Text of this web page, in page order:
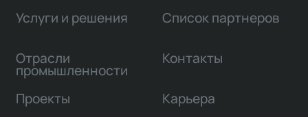
Услуги и решения
Отрасли
промышленности
Проекты
Список партнеров
Контакты
Карьера